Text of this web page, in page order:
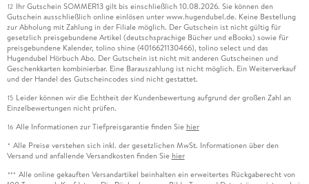
12 Ihr Gutschein SOMMER13 gilt bis einschließlich 10.08.2026. Sie können den
Gutschein ausschließlich online einlösen unter www.hugendubel.de. Keine Bestellung
zur Abholung mit Zahlung in der Filiale möglich. Der Gutschein ist nicht gültig für
gesetzlich preisgebundene Artikel (deutschsprachige Bücher und eBooks) sowie für
preisgebundene Kalender, tolino shine (4016621130466), tolino select und das
Hugendubel Hörbuch Abo. Der Gutschein ist nicht mit anderen Gutscheinen und
Geschenkkarten kombinierbar. Eine Barauszahlung ist nicht möglich. Ein Weiterverkauf
und der Handel des Gutscheincodes sind nicht gestattet.
15 Leider können wir die Echtheit der Kundenbewertung aufgrund der großen Zahl an
Einzelbewertungen nicht prüfen.
16 Alle Informationen zur Tiefpreisgarantie finden Sie hier
* Alle Preise verstehen sich inkl. der gesetzlichen MwSt. Informationen über den
Versand und anfallende Versandkosten finden Sie hier
*** Alle online gekauften Versandartikel beinhalten ein erweitertes Rückgaberecht von